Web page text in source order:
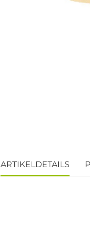
ARTIKELDETAILS